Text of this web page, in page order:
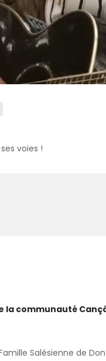
voies !
communauté
Salésienne de Don